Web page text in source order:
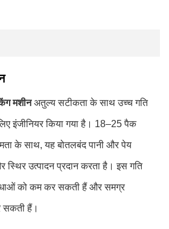
मशीनअतुल्य सटीकता के साथ उच्च गति
इंजीनियर किया गया है। 18–25 पैक
के साथ, यह बोतलबंद पानी और पेय
स्थिर उत्पादन प्रदान करता है। इस गति
को कम कर सकती हैं और समग्र
सकती हैं।